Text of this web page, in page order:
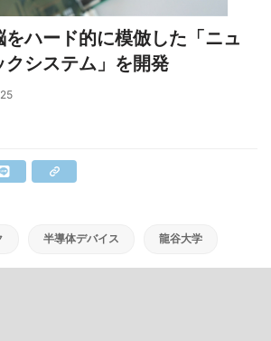
ハード的に模倣した「ニュ
クシステム」を開発
半導体デバイス 龍谷大学